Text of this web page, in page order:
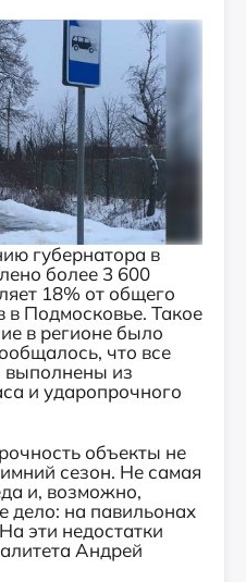
губернатора в
более 3 600
18% от общего
в Подмосковье. Такое
в регионе было
что все
выполнены из
и ударопрочного
объекты не
сезон. Не самая
и, возможно,
дело: на павильонах
эти недостатки
Андрей